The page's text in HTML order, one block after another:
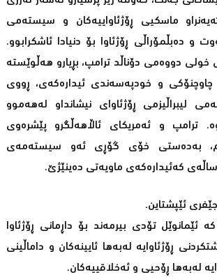
ماسکیی ڕۆژئاواییەکان و سیستەمی
و دەبڵمۆراڵی ڕۆژئاوا بۆ دنیادا ئاشکرابوو.
دووەمی دۆناڵد ترامپ، بڕیارو هەڵوێستە
چاوچنۆکی و خودپەسەندی ئیدارەکەی، ڕووی
لیبراڵیزمی ڕۆژئاوای نیشانداو لەهەموو
ترامپ و ئەمریکای ئاڵاهەڵگرو پێشرەوی
بەدەستی خۆی گۆڕی ئەو سیستەمەی
کەئیدارەکەی ماویەتی دەینێژێ.
ئێپشتاین.
ئێمانوێل تۆدی بیرمەند بۆ داڕمانی ڕۆژئاوا
ڕۆژئاوایە لەبەها ئایینەکان و داماڵینی
لەبەها ڕۆحیی و ئەخلاقییەکان.